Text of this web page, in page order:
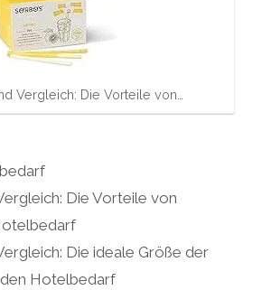
Vergleich: Die Vorteile von…
Die Vorteile von
Die ideale Größe der
Hotelbedarf